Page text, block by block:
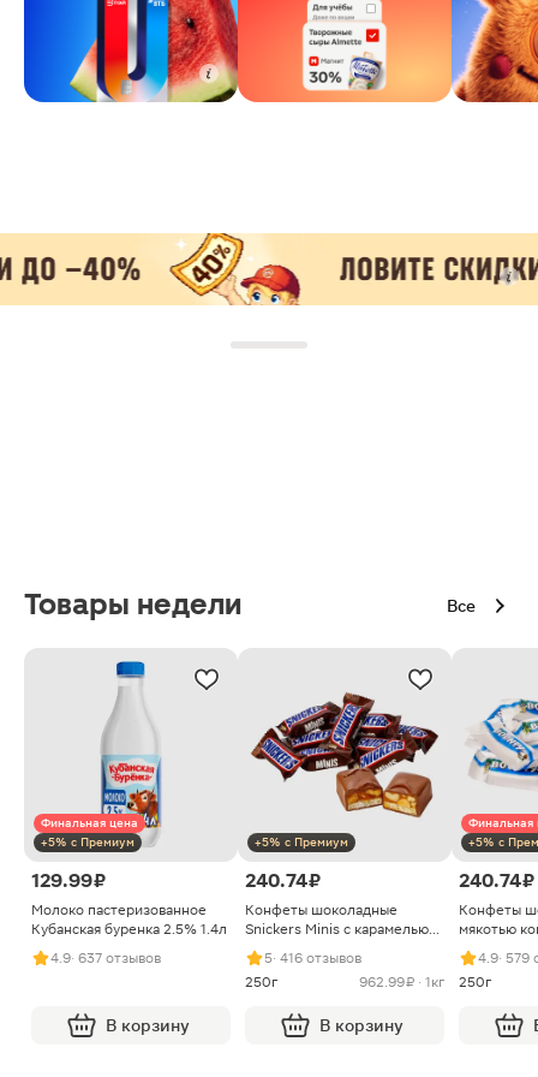
Товары недели Все
Финальная цена
+5% с Премиум
129.99 ₽
Молоко пастеризованное
Кубанская буренка 2.5% 1.4л
4.9· 637 отзывов
В корзину
+5% с Премиум
240.74 ₽
Конфеты шоколадные
Snickers Minis с карамелью
арахисом и нугой
5· 416 отзывов
250г
962.99 ₽ · 1кг
В корзину
Финальная
+5% с
240.74 ₽
Конфеты
мякотью
4.9· 579
250г